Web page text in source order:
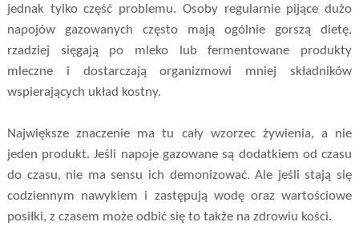
jednak tylko część problemu. Osoby regularnie pijące dużo
napojów gazowanych często mają ogólnie gorszą dietę,
rzadziej sięgają po mleko lub fermentowane produkty
mleczne i dostarczają organizmowi mniej składników
wspierających układ kostny.
Największe znaczenie ma tu cały wzorzec żywienia, a nie
jeden produkt. Jeśli napoje gazowane są dodatkiem od czasu
do czasu, nie ma sensu ich demonizować. Ale jeśli stają się
codziennym nawykiem i zastępują wodę oraz wartościowe
posiłki, z czasem może odbić się to także na zdrowiu kości.